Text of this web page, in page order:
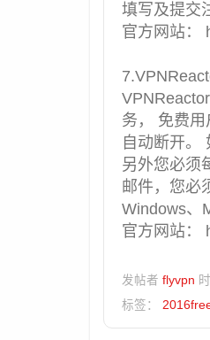
填写及提交
官方网站：
务， 免费
自动断开。
另外您必须
邮件，您必
Windows、
官方网站：
发帖者 flyvpn
标签：